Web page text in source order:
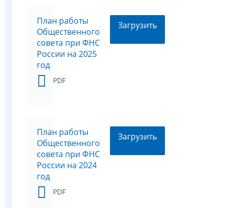
План работы
Общественного
совета при ФНС
России на 2025
год
PDF
Загрузить
План работы
Общественного
совета при ФНС
России на 2024
год
PDF
Загрузить